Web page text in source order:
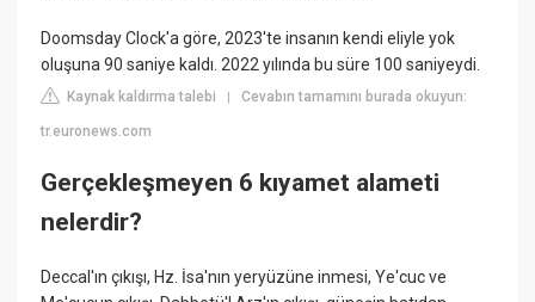
Doomsday Clock'a göre, 2023'te insanın kendi eliyle yok
oluşuna 90 saniye kaldı. 2022 yılında bu süre 100 saniyeydi.
Kaynak kaldırma talebi |Cevabın tamamını burada okuyun:
tr.euronews.com
Gerçekleşmeyen 6 kıyamet alameti
nelerdir?
Deccal'ın çıkışı, Hz. İsa'nın yeryüzüne inmesi, Ye'cuc ve